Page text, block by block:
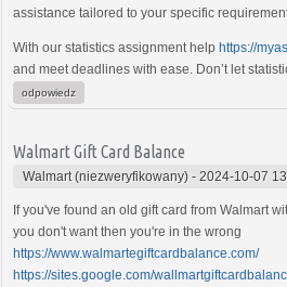
assistance tailored to your specific
With our statistics assignment help https://
and meet deadlines with ease. Don’t let
odpowiedz
Walmart Gift Card Balance
Walmart (niezweryfikowany) - 2024-10-07
If you've found an old gift card from Walmart
you don't want then you're in the wrong
https://www.walmartegiftcardbalance.com/
https://sites.google.com/